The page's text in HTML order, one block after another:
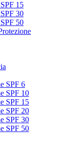
15
30
50
SPF 6
SPF 10
SPF 15
SPF 20
SPF 30
SPF 50